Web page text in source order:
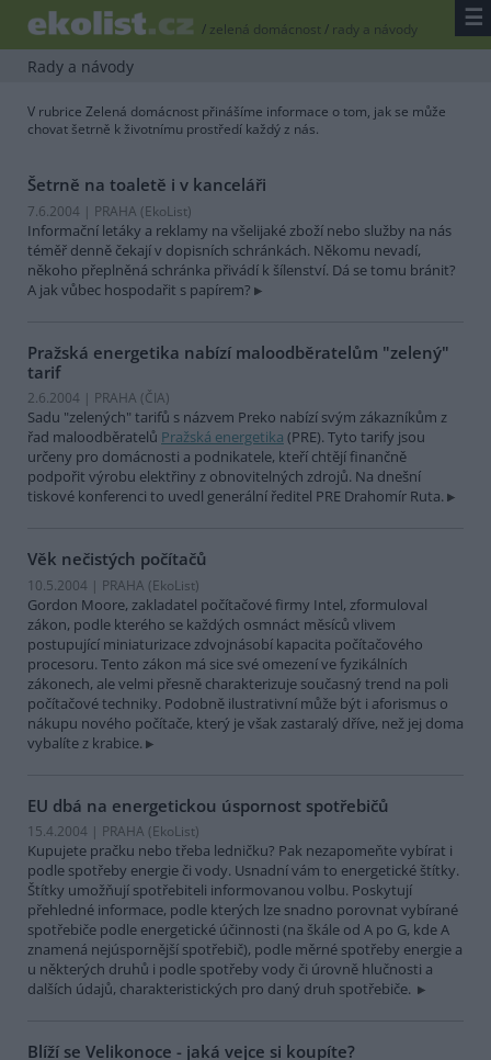
/ zelená domácnost/ rady a návody ☰
Rady a návody
V rubrice Zelená domácnost přinášíme informace o tom, jak se může
chovat šetrně k životnímu prostředí každý z nás.
Šetrně na toaletě i v kanceláři
7.6.2004 | PRAHA (EkoList)
Informační letáky a reklamy na všelijaké zboží nebo služby na nás
téměř denně čekají v dopisních schránkách. Někomu nevadí,
někoho přeplněná schránka přivádí k šílenství. Dá se tomu bránit?
A jak vůbec hospodařit s papírem?
Pražská energetika nabízí maloodběratelům "zelený"
tarif
2.6.2004 | PRAHA (ČIA)
Sadu "zelených" tarifů s názvem Preko nabízí svým zákazníkům z
řad maloodběratelů Pražská energetika (PRE). Tyto tarify jsou
určeny pro domácnosti a podnikatele, kteří chtějí finančně
podpořit výrobu elektřiny z obnovitelných zdrojů. Na dnešní
tiskové konferenci to uvedl generální ředitel PRE Drahomír Ruta.
Věk nečistých počítačů
10.5.2004 | PRAHA (EkoList)
Gordon Moore, zakladatel počítačové firmy Intel, zformuloval
zákon, podle kterého se každých osmnáct měsíců vlivem
postupující miniaturizace zdvojnásobí kapacita počítačového
procesoru. Tento zákon má sice své omezení ve fyzikálních
zákonech, ale velmi přesně charakterizuje současný trend na poli
počítačové techniky. Podobně ilustrativní může být i aforismus o
nákupu nového počítače, který je však zastaralý dříve, než jej doma
vybalíte z krabice.
EU dbá na energetickou úspornost spotřebičů
15.4.2004 | PRAHA (EkoList)
Kupujete pračku nebo třeba ledničku? Pak nezapomeňte vybírat i
podle spotřeby energie či vody. Usnadní vám to energetické štítky.
Štítky umožňují spotřebiteli informovanou volbu. Poskytují
přehledné informace, podle kterých lze snadno porovnat vybírané
spotřebiče podle energetické účinnosti (na škále od A po G, kde A
znamená nejúspornější spotřebič), podle měrné spotřeby energie a
u některých druhů i podle spotřeby vody či úrovně hlučnosti a
dalších údajů, charakteristických pro daný druh spotřebiče.
Blíží se Velikonoce - jaká vejce si koupíte?